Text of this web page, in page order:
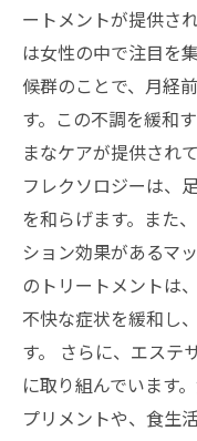
ートメントが提供さ
は女性の中で注目を
候群のことで、月経
す。この不調を緩和
まなケアが提供され
フレクソロジーは、
を和らげます。また
ション効果があるマ
のトリートメントは
不快な症状を緩和し
す。 さらに、エステ
に取り組んでいます
プリメントや、食生